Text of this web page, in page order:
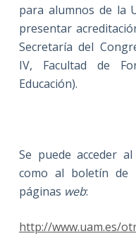
para alumnos de la
presentar
Secretaría del
IV, Facultad de
Educación).
Se puede acceder
como al boletín de
páginas web:
http://www.uam.es/